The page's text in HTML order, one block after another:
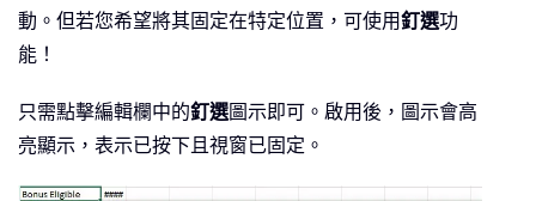
動。但若您希望將其固定在特定位置，可使用釘選功
能！
只需點擊編輯欄中的釘選圖示即可。啟用後，圖示會高
亮顯示，表示已按下且視窗已固定。